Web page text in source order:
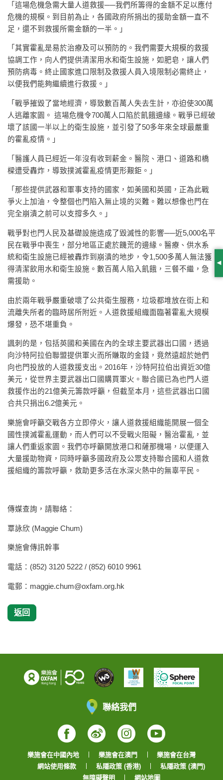
「這場危機急需大量人道救援──我們所籌得的金額不足以應付
危機的規模。到目前為止，各國政府所捐出的援助金額一直不
足，還不到救援所需金額的一半。」
「其實霍亂是易於治療及可以預防的。我們需要大規模的救援
協調工作，向人們提供清潔用水和衛生設施，如肥皂，讓人們
預防病毒。終止國家進口限制及救援人員入境限制必需終止，
以便我們能夠繼續進行救援。」
「戰爭摧毀了當地經濟，導致數百萬人失去生計，亦迫使300萬
人逃離家園。 這場危機令700萬人口陷於飢餓邊緣。戰爭已經破
壞了該國一半以上的衛生設施，並引發了50多年來全球最嚴重
的霍亂疫情。」
「醫護人員已經近一年沒有收到薪金。醫院、港口、道路和橋
樑遭受轟炸，導致撲滅霍亂疫情更形艱鉅。」
「那些提供武器和軍事支持的國家，如美國和英國，正為此戰
爭火上加油，令整個也門陷入無止境的災難。難以想像也門在
完全崩潰之前可以支撐多久。」
戰爭對也門人民及基礎設施造成了毀滅性的影響──近5,000名平
民在戰爭中喪生，部分地區正處於饑荒的邊緣。醫療、供水系
統和衛生設施已經被轟炸到崩潰的地步，令1,500多萬人無法獲
得清潔飲用水和衛生設施。數百萬人陷入飢餓，三餐不繼，急
需援助。
由於兩年戰爭嚴重破壞了公共衛生服務，垃圾都堆放在街上和
流離失所者的臨時居所附近。人道救援組織面臨著霍亂大規模
爆發，恐不堪重負。
諷刺的是，包括英國和美國在內的全球主要武器出口國，透過
向沙特阿拉伯聯盟提供軍火而所賺取的金錢，竟然遠超於她們
向也門投放的人道救援支出。2016年，沙特阿拉伯出資近30億
美元，從世界主要武器出口國購買軍火。聯合國已為也門人道
救援作出的21億美元籌款呼籲，但截至本月，這些武器出口國
合共只捐出6.2億美元。
樂施會呼籲交戰各方立即停火，讓人道救援組織能開展一個全
國性撲滅霍亂運動，而人們可以不受戰火阻礙，醫治霍亂，並
讓人們重返家園。我們亦呼籲開放港口和薩那機場，以便運入
大量援助物資，同時呼籲多國政府及公眾支持聯合國和人道救
援組織的籌款呼籲，救助更多活在水深火熱中的無辜平民。
傳媒查詢，請聯絡：
覃詠欣 (Maggie Chum)
樂施會傳訊幹事
電話：(852) 3120 5222 / (852) 6010 9961
電郵： maggie.chum@oxfam.org.hk
返回
聯絡我們
Facebook
WeiboInstagram
YouTube
樂施會在中國內地 樂施會在澳門
樂施會在台灣
網站使用條款
私隱政策 (香港)
私隱政策 (澳門)
無障礙聲明
網站地圖